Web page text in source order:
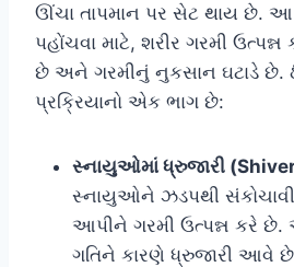
ઊંચા તાપમાન પર સેટ થાય છે. આ
પહોંચવા માટે, શરીર ગરમી ઉત્પન્ન
છે અને ગરમીનું નુકસાન ઘટાડે છે.
પ્રક્રિયાનો એક ભાગ છે:
સ્નાયુઓમાં ધ્રુજારી
સ્નાયુઓને ઝડપથી
આપીને ગરમી ઉત્પન્ન કરે
ગતિને કારણે ધ્રુજારી આવે